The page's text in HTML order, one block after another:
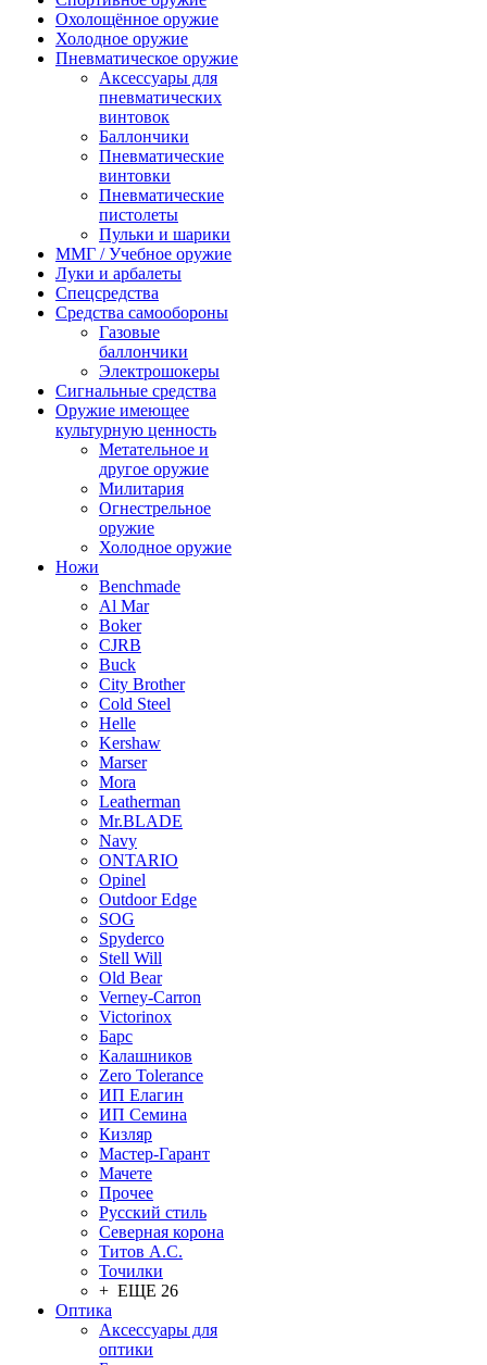
Охолощённое оружие
Холодное оружие
Пневматическое оружие
Аксессуары для
пневматических
винтовок
Баллончики
Пневматические
винтовки
Пневматические
пистолеты
Пульки и шарики
ММГ / Учебное оружие
Луки и арбалеты
Спецсредства
Средства самообороны
Газовые
баллончики
Электрошокеры
Сигнальные средства
Оружие имеющее
культурную ценность
Метательное и
другое оружие
Милитария
Огнестрельное
оружие
Холодное оружие
Ножи
Benchmade
Al Mar
Boker
CJRB
Buck
City Brother
Cold Steel
Helle
Kershaw
Marser
Mora
Leatherman
Mr.BLADE
Navy
ONTARIO
Opinel
Outdoor Edge
SOG
Spyderco
Stell Will
Old Bear
Verney-Carron
Victorinox
Барс
Калашников
Zero Tolerance
ИП Елагин
ИП Семина
Кизляр
Мастер-Гарант
Мачете
Прочее
Русский стиль
Северная корона
Титов А.С.
Точилки
+ ЕЩЕ 26
Оптика
Аксессуары для
оптики